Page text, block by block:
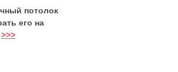
потолок
его на
>>>